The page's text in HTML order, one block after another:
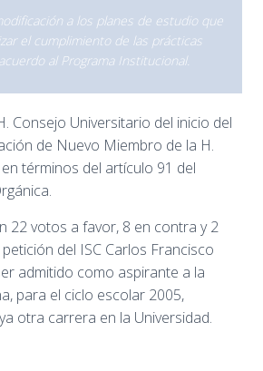
a los planes de estudio que
el cumplimiento de las prácticas
al Programa Institucional.
Consejo Universitario del inicio del
de Nuevo Miembro de la H.
términos del artículo 91 del
22 votos a favor, 8 en contra y 2
del ISC Carlos Francisco
admitido como aspirante a la
para el ciclo escolar 2005,
otra carrera en la Universidad.